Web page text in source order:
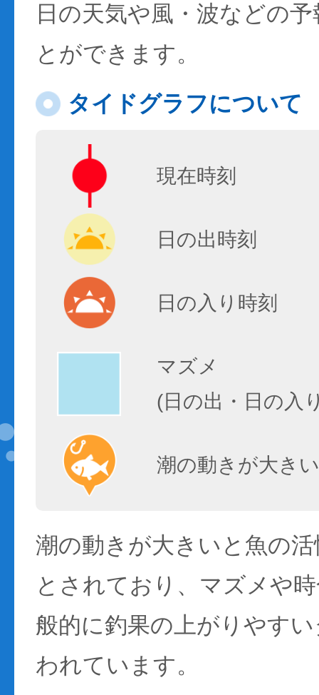
日の天気や風・波などの
とができます。
タイドグラフについて
現在時刻
日の出時刻
日の入り時刻
マズメ
(日の出・日の入
潮の動きが大き
潮の動きが大きいと魚の
とされており、マズメや
般的に釣果の上がりやす
われています。